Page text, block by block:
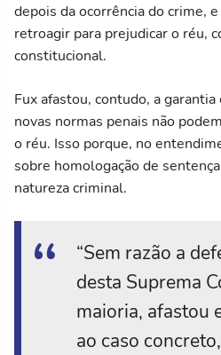
depois da ocorrência do crime,
retroagir para prejudicar o réu,
constitucional.
Fux afastou, contudo, a
novas normas penais não
o réu. Isso porque, no
sobre homologação de
natureza criminal.
“Sem razão a
desta Suprema
maioria, afastou
ao caso